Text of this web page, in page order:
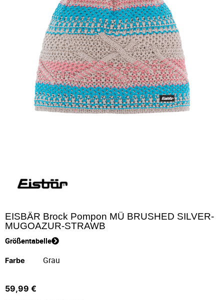
EISBÄR Brock Pompon MÜ BRUSHED SILVER-
MUGOAZUR-STRAWB
Größentabelle
Farbe
59,99 €